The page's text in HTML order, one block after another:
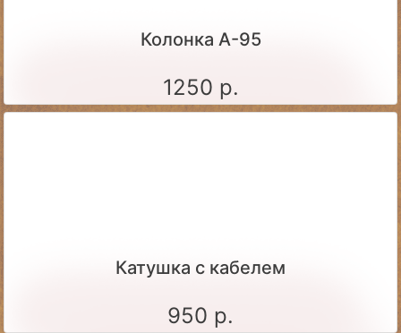
Колонка А-95
1250 р.
Катушка с кабелем
950 р.